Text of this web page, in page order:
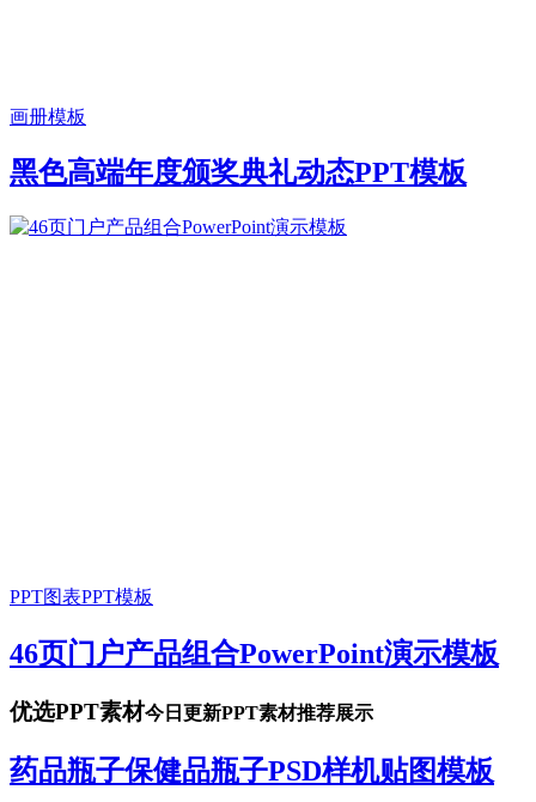
画册模板
黑色高端年度颁奖典礼动态PPT模板
PPT图表PPT模板
46页门户产品组合PowerPoint演示模板
优选PPT素材今日更新PPT素材推荐展示
药品瓶子保健品瓶子PSD样机贴图模板